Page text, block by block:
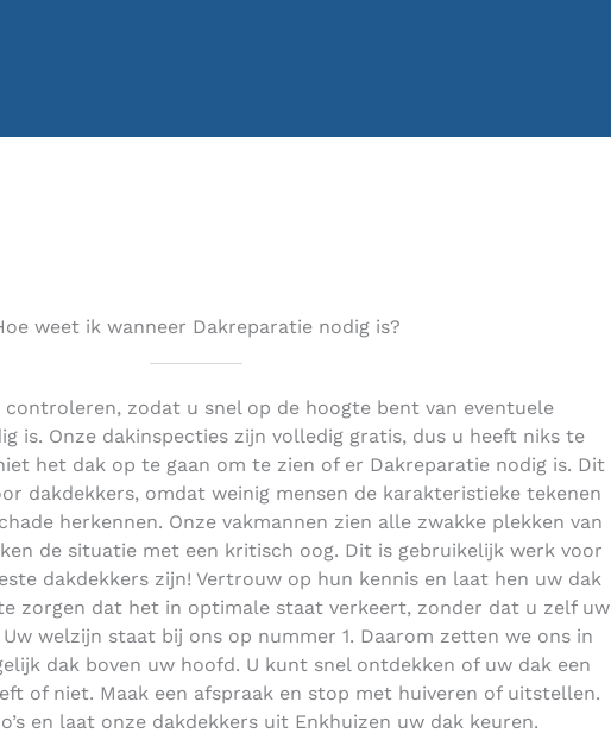
weet ik wanneer Dakreparatie nodig is?
controleren, zodat u snel op de hoogte bent van eventuele
is. Onze dakinspecties zijn volledig gratis, dus u heeft niks te
het dak op te gaan om te zien of er Dakreparatie nodig is. Dit
dakdekkers, omdat weinig mensen de karakteristieke tekenen
herkennen. Onze vakmannen zien alle zwakke plekken van
de situatie met een kritisch oog. Dit is gebruikelijk werk voor
dakdekkers zijn! Vertrouw op hun kennis en laat hen uw dak
zorgen dat het in optimale staat verkeert, zonder dat u zelf uw
welzijn staat bij ons op nummer 1. Daarom zetten we ons in
dak boven uw hoofd. U kunt snel ontdekken of uw dak een
of niet. Maak een afspraak en stop met huiveren of uitstellen.
en laat onze dakdekkers uit Enkhuizen uw dak keuren.